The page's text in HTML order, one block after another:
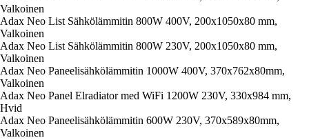
Valkoinen
Adax Neo List Sähkölämmitin 800W 400V, 200x1050x80 mm,
Valkoinen
Adax Neo List Sähkölämmitin 800W 230V, 200x1050x80 mm,
Valkoinen
Adax Neo Paneelisähkölämmitin 1000W 400V, 370x762x80mm,
Valkoinen
Adax Neo Panel Elradiator med WiFi 1200W 230V, 330x984 mm,
Hvid
Adax Neo Paneelisähkölämmitin 600W 230V, 370x589x80mm,
Valkoinen